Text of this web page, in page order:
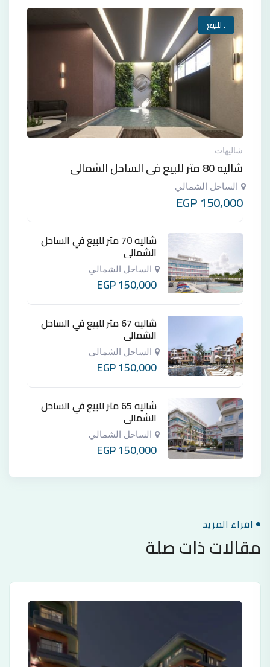
. للبيع
شاليهات
شاليه 80 متر للبيع في الساحل الشمالي
الساحل الشمالي
EGP150,000
شاليه 70 متر للبيع في الساحل
الشمالي
الساحل الشمالي
EGP150,000
شاليه 67 متر للبيع في الساحل
الشمالي
الساحل الشمالي
EGP150,000
شاليه 65 متر للبيع في الساحل
الشمالي
الساحل الشمالي
EGP150,000
اقراء المزيد
مقالات ذات صلة